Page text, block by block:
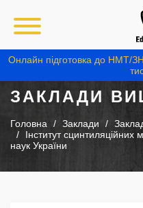
Онлайн підготовка до НМТ/
ЗАКЛАДИ
Головна Заклади
Інститут сцинтиляційних
наук України